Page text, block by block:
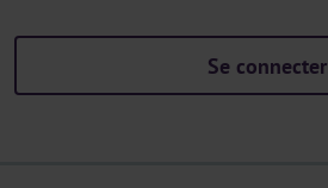
Se connecter